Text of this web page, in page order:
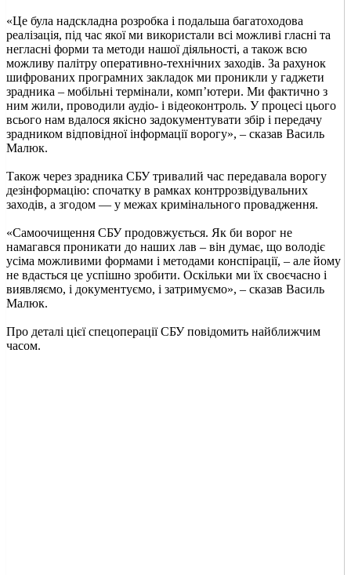
«Це була надскладна розробка і подальша багатоходова
реалізація, під час якої ми використали всі можливі гласні та
негласні форми та методи нашої діяльності, а також всю
можливу палітру оперативно-технічних заходів. За рахунок
шифрованих програмних закладок ми проникли у гаджети
зрадника ‒ мобільні термінали, комп’ютери. Ми фактично з
ним жили, проводили аудіо- і відеоконтроль. У процесі цього
всього нам вдалося якісно задокументувати збір і передачу
зрадником відповідної інформації ворогу», ‒ сказав Василь
Малюк.
Також через зрадника СБУ тривалий час передавала ворогу
дезінформацію: спочатку в рамках контррозвідувальних
заходів, а згодом — у межах кримінального провадження.
«Самоочищення СБУ продовжується. Як би ворог не
намагався проникати до наших лав – він думає, що володіє
усіма можливими формами і методами конспірації, – але йому
не вдасться це успішно зробити. Оскільки ми їх своєчасно і
виявляємо, і документуємо, і затримуємо», ‒ сказав Василь
Малюк.
Про деталі цієї спецоперації СБУ повідомить найближчим
часом.